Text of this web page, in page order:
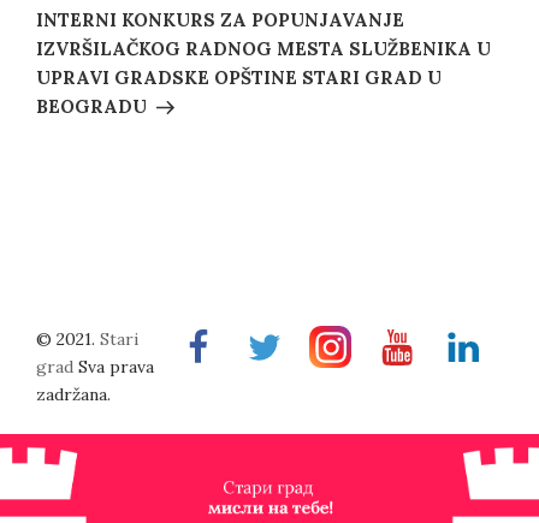
Post
INTERNI KONKURS ZA POPUNJAVANJE
IZVRŠILAČKOG RADNOG MESTA SLUŽBENIKA U
UPRAVI GRADSKE OPŠTINE STARI GRAD U
BEOGRADU
FacebookTwitterInstragramYoutubeLinkedin
© 2021. Stari
grad Sva prava
zadržana.